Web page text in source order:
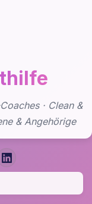
· Clean &
& Angehörige